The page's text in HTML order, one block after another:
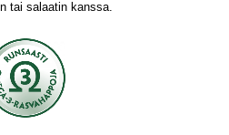
tai salaatin kanssa.